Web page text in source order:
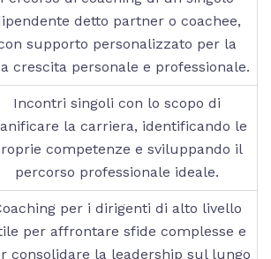
detto partner o coachee,
supporto personalizzato per la
crescita personale e professionale.
Incontri singoli con lo scopo di
la carriera, identificando le
competenze e sviluppando il
percorso professionale ideale.
per i dirigenti di alto livello
per affrontare sfide complesse e
consolidare la leadership sul lungo